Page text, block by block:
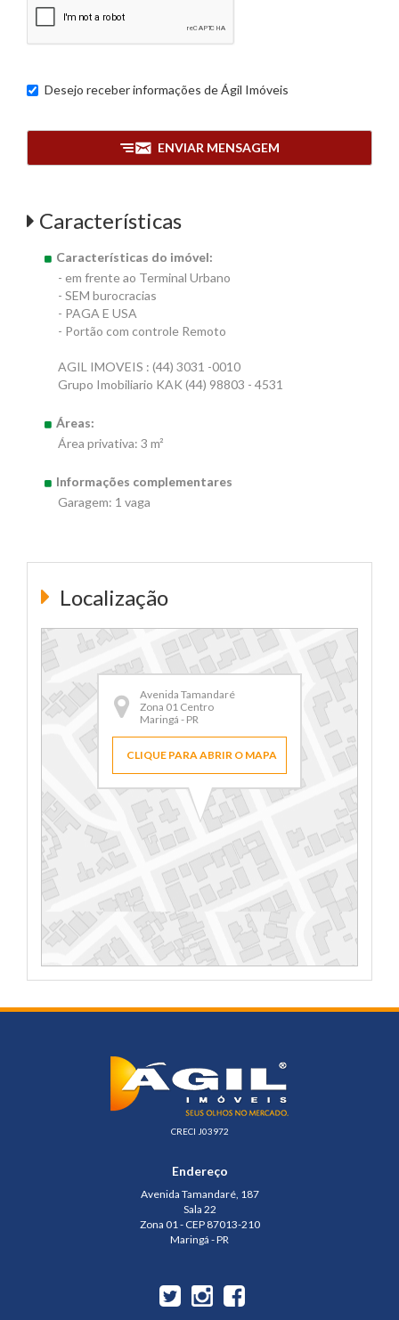
Desejo receber informações deÁgil Imóveis
ENVIAR MENSAGEM
Características
Características do imóvel:
- em frente ao Terminal Urbano
- SEM burocracias
- PAGA E USA
- Portão com controle Remoto
AGIL IMOVEIS : (44) 3031 -0010
Grupo Imobiliario KAK (44) 98803 - 4531
Áreas:
Área privativa: 3 m²
Informações complementares
Garagem: 1 vaga
Localização
Avenida Tamandaré
Zona 01 Centro
Maringá - PR
CLIQUE PARA ABRIR O MAPA
CRECI J03972
Endereço
Avenida Tamandaré, 187
Sala 22
Zona 01 - CEP 87013-210
Maringá - PR